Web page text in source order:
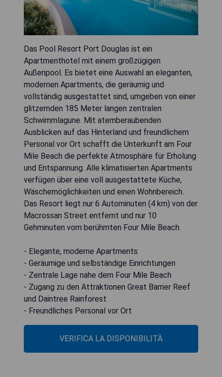
Das Pool Resort Port Douglas ist ein
Apartmenthotel mit einem großzügigen
Außenpool. Es bietet eine Auswahl an eleganten,
modernen Apartments, die geräumig und
vollständig ausgestattet sind, umgeben von einer
glitzernden 185 Meter langen zentralen
Schwimmlagune. Mit atemberaubenden
Ausblicken auf das Hinterland und freundlichem
Personal vor Ort schafft die Unterkunft am Four
Mile Beach die perfekte Atmosphäre für Erholung
und Entspannung. Alle klimatisierten Apartments
verfügen über eine voll ausgestattete Küche,
Wäschemöglichkeiten und einen Wohnbereich.
Das Resort liegt nur 6 Autominuten (4 km) von der
Macrossan Street entfernt und nur 10
Gehminuten vom berühmten Four Mile Beach.
- Elegante, moderne Apartments
- Geräumige und selbständige Einrichtungen
- Zentrale Lage nahe dem Four Mile Beach
- Zugang zu den Attraktionen Great Barrier Reef
und Daintree Rainforest
- Freundliches Personal vor Ort
VERIFICA LA DISPONIBILITÀ